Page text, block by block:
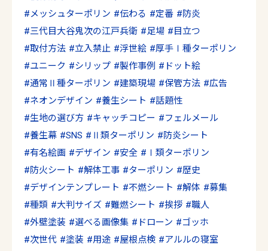
メッシュターポリン
伝わる 定番
防炎
三代目大谷鬼次の江戸兵衛
足場
目立つ
取付方法
立入禁止 浮世絵
厚手Ⅰ種ターポリン
ユニーク
シリップ 製作事例
ドット絵
通常Ⅱ種ターポリン
建築現場 保管方法
広告
ネオンデザイン
養生シート
話題性
生地の選び方
キャッチコピー
フェルメール
養生幕
SNS Ⅱ類ターポリン
防炎シート
有名絵画
デザイン 安全
Ⅰ類ターポリン
防火シート
解体工事 ターポリン
歴史
デザインテンプレート
不燃シート 解体
募集
種類
大判サイズ 難燃シート 挨拶
職人
外壁塗装
選べる画像集 ドローン
ゴッホ
次世代
塗装 用途 屋根点検
アルルの寝室